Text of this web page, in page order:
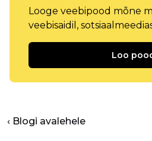
Looge veebipood mõne
veebisaidil,
Loo
‹ Blogi avalehele